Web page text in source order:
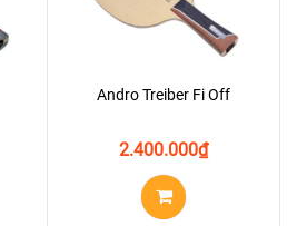
Andro Treiber Fi Off
₫
2.400.000